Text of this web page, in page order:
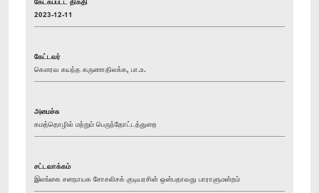
2023-12-11
கேட்டவர்
கௌரவ கயந்த கருணாதிலக்க, பா.உ.
அமைச்சு
கமத்தொழில் மற்றும் பெருந்தோட்டத்துறை
சட்டவாக்கம்
இலங்கை சனநாயக சோசலிசக் குடியரசின் ஒன்பதாவது பாராளுமன்றம்